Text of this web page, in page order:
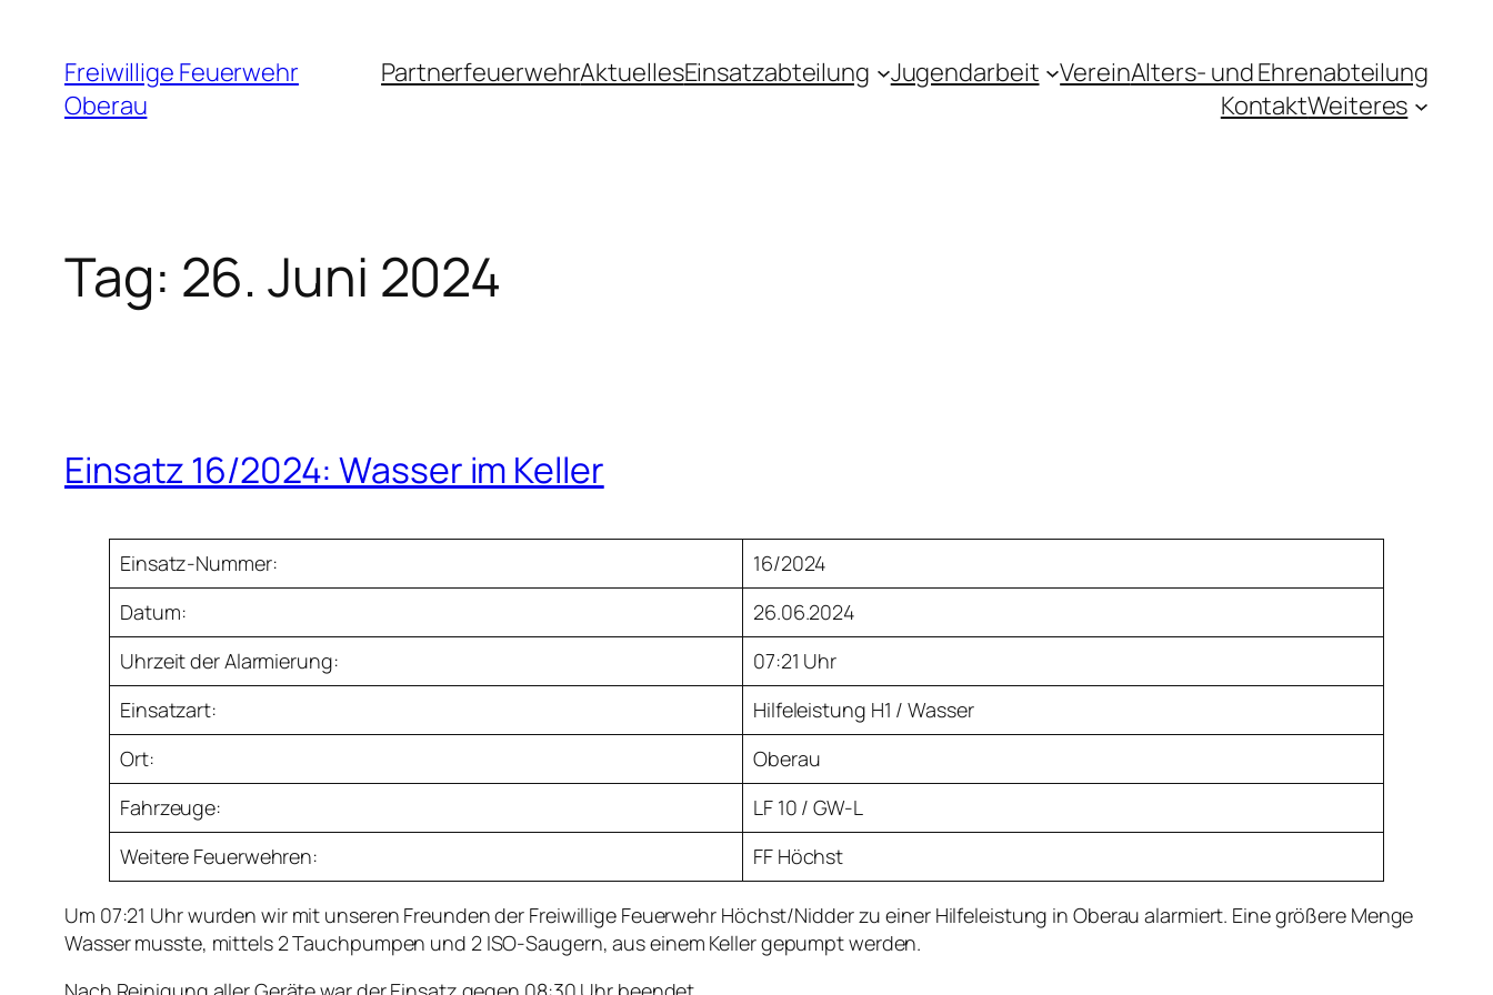
Inhalt
springen
Freiwillige Feuerwehr
Oberau
PartnerfeuerwehrAktuellesEinsatzabteilung Jugendarbeit VereinAlters- und Ehrenabteilung
KontaktWeiteres
Tag: 26. Juni 2024
Einsatz 16/2024: Wasser im Keller
Einsatz-Nummer:
16/2024
Datum:
26.06.2024
Uhrzeit der Alarmierung:
07:21 Uhr
Einsatzart:
Hilfeleistung H1 / Wasser
Ort:
Oberau
Fahrzeuge:
LF 10 / GW-L
Weitere Feuerwehren:
FF Höchst
Um 07:21 Uhr wurden wir mit unseren Freunden der Freiwillige Feuerwehr Höchst/Nidder zu einer Hilfeleistung in Oberau alarmiert. Eine größere Menge
Wasser musste, mittels 2 Tauchpumpen und 2 ISO-Saugern, aus einem Keller gepumpt werden.